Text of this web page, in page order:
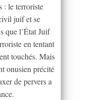
: le terroriste
juif et se
que l’État Juif
en tentant
touchés. Mais
onusien précité
de pervers a